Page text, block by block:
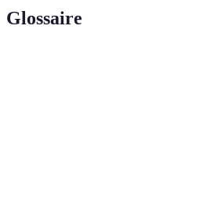
Glossaire